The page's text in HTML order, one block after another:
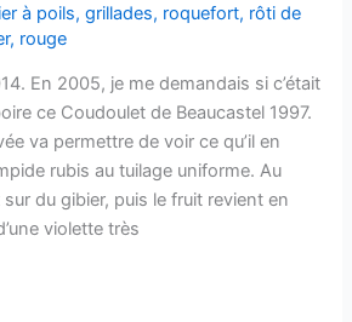
à poils,grillades, roquefort, rôti de
, rouge
En 2005, je me demandais si c’était
ce Coudoulet de Beaucastel 1997.
va permettre de voir ce qu’il en
rubis au tuilage uniforme. Au
du gibier, puis le fruit revient en
violette très